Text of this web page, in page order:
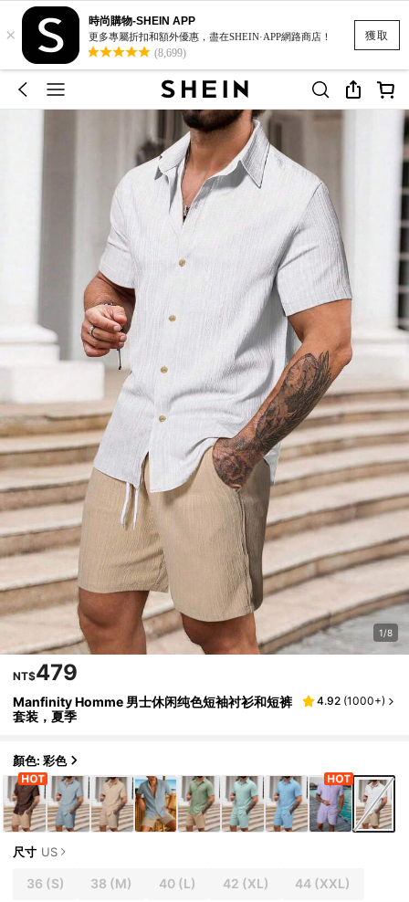
獲取
×
時尚購物-SHEIN APP
更多專屬折扣和額外優惠，盡在SHEIN·APP網路商店！
(8,699)
1/8
NT$479
Manfinity Homme 男士休闲纯色短袖衬衫和短裤
套装，夏季
4.92 (1000+)
顏色: 彩色
尺寸 US
36 (S) 38 (M) 40(L) 42 (XL) 44 (XXL)